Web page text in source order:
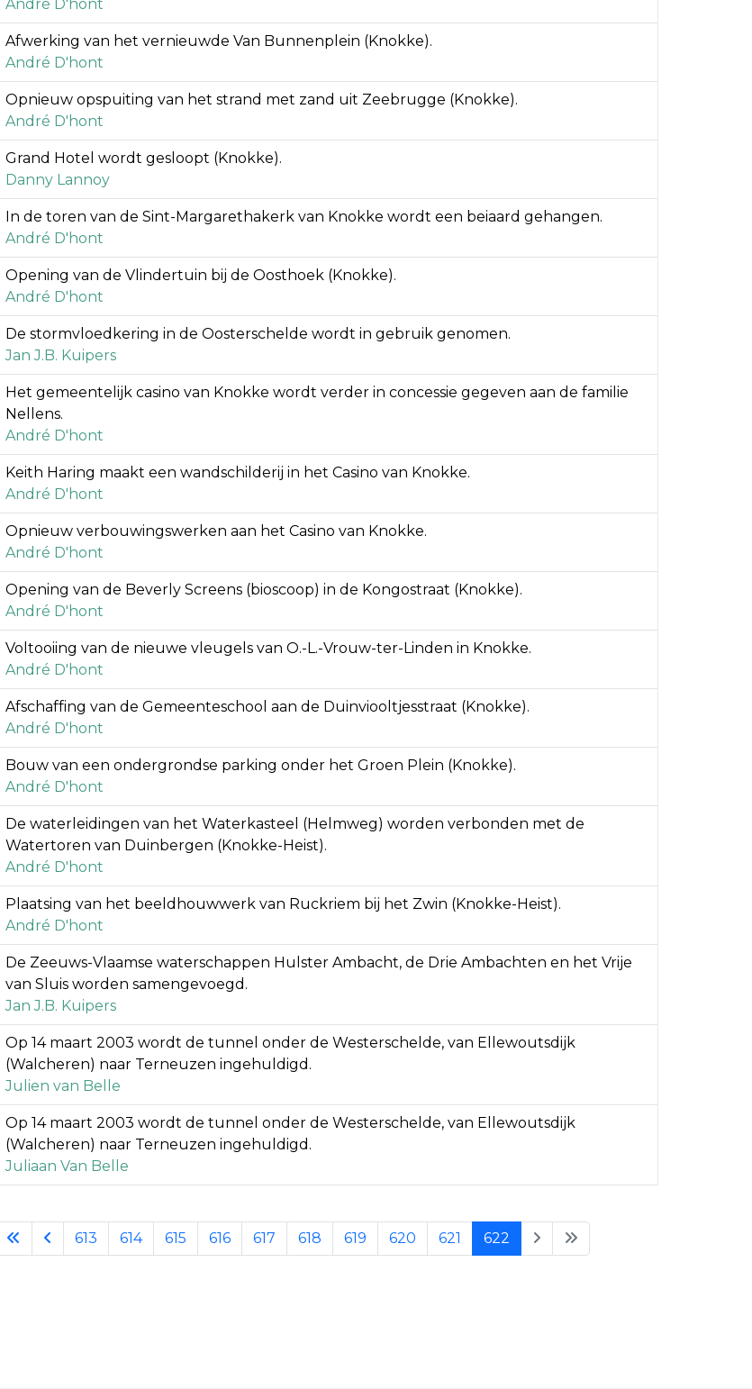
André D'hont
Afwerking van het vernieuwde Van Bunnenplein (Knokke).
André D'hont
Opnieuw opspuiting van het strand met zand uit Zeebrugge (Knokke).
André D'hont
Grand Hotel wordt gesloopt (Knokke).
Danny Lannoy
In de toren van de Sint-Margarethakerk van Knokke wordt een beiaard gehangen.
André D'hont
Opening van de Vlindertuin bij de Oosthoek (Knokke).
André D'hont
De stormvloedkering in de Oosterschelde wordt in gebruik genomen.
Jan J.B. Kuipers
Het gemeentelijk casino van Knokke wordt verder in concessie gegeven aan de familie
Nellens.
André D'hont
Keith Haring maakt een wandschilderij in het Casino van Knokke.
André D'hont
Opnieuw verbouwingswerken aan het Casino van Knokke.
André D'hont
Opening van de Beverly Screens (bioscoop) in de Kongostraat (Knokke).
André D'hont
Voltooiing van de nieuwe vleugels van O.-L.-Vrouw-ter-Linden in Knokke.
André D'hont
Afschaffing van de Gemeenteschool aan de Duinviooltjesstraat (Knokke).
André D'hont
Bouw van een ondergrondse parking onder het Groen Plein (Knokke).
André D'hont
De waterleidingen van het Waterkasteel (Helmweg) worden verbonden met de
Watertoren van Duinbergen (Knokke-Heist).
André D'hont
Plaatsing van het beeldhouwwerk van Ruckriem bij het Zwin (Knokke-Heist).
André D'hont
De Zeeuws-Vlaamse waterschappen Hulster Ambacht, de Drie Ambachten en het Vrije
van Sluis worden samengevoegd.
Jan J.B. Kuipers
Op 14 maart 2003 wordt de tunnel onder de Westerschelde, van Ellewoutsdijk
(Walcheren) naar Terneuzen ingehuldigd.
Julien van Belle
Op 14 maart 2003 wordt de tunnel onder de Westerschelde, van Ellewoutsdijk
(Walcheren) naar Terneuzen ingehuldigd.
Juliaan Van Belle
613 614 615 616 617 618 619 620 621 622